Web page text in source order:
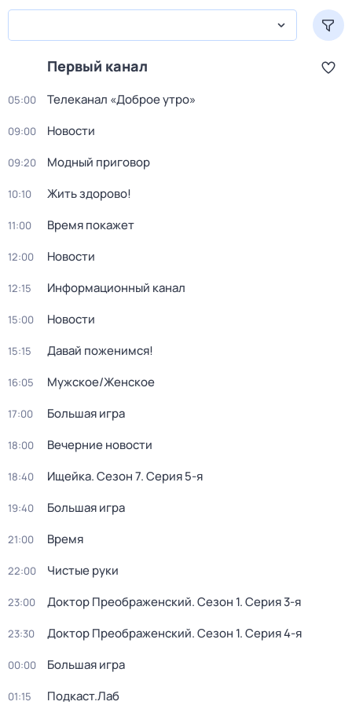
Первый канал
05:00 Телеканал «Доброе утро»
09:00 Новости
09:20 Модный приговор
10:10 Жить здорово!
11:00 Время покажет
12:00 Новости
12:15 Информационный канал
15:00 Новости
15:15 Давай поженимся!
16:05 Мужское/Женское
17:00 Большая игра
18:00 Вечерние новости
18:40 Ищейка. Сезон 7. Серия 5-я
19:40 Большая игра
21:00 Время
22:00 Чистые руки
23:00 Доктор Преображенский. Сезон 1. Серия 3-я
23:30 Доктор Преображенский. Сезон 1. Серия 4-я
00:00 Большая игра
01:15 Подкаст.Лаб